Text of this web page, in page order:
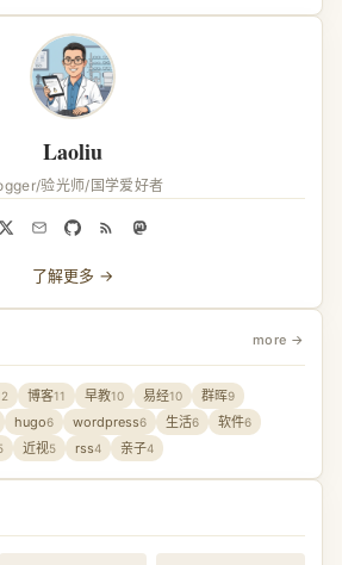
Laoliu
验光师/国学爱好者
了解更多 →
more →
博客11 早教10 易经10 群晖9
hugo6 wordpress6 生活6 软件6
近视5 rss4 亲子4